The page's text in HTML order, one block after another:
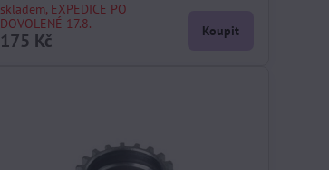
skladem, EXPEDICE PO
DOVOLENÉ 17.8.
175 Kč Koupit